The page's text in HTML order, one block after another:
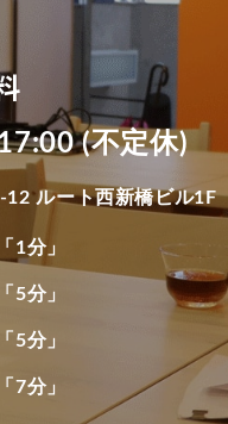
(不定休)
ルート西新橋ビル1F
1分」
5分」
5分」
分」